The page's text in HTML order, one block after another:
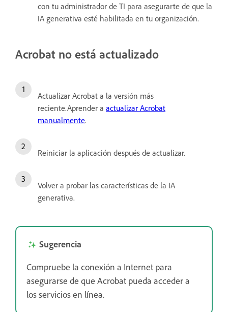
con tu administrador de TI para asegurarte de que la
IA generativa esté habilitada en tu organización.
Acrobat no está actualizado
Actualizar Acrobat a la versión más
reciente.Aprender a actualizar Acrobat
manualmente.
Reiniciar la aplicación después de actualizar.
Volver a probar las características de la IA
generativa.
Sugerencia
Compruebe la conexión a Internet para
asegurarse de que Acrobat pueda acceder a
los servicios en línea.